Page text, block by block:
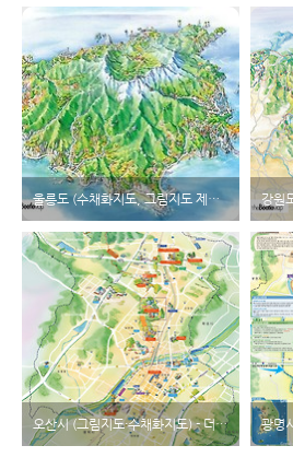
울릉도 (수채화지도, 그림지도 제작) - 더그린맵
오산시 (그림지도·수채화지도) - 더그린맵